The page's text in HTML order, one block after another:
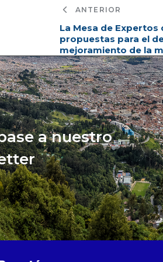
ANTERIOR
La Mesa de Expertos
propuestas para el
mejoramiento de la
a nuestro